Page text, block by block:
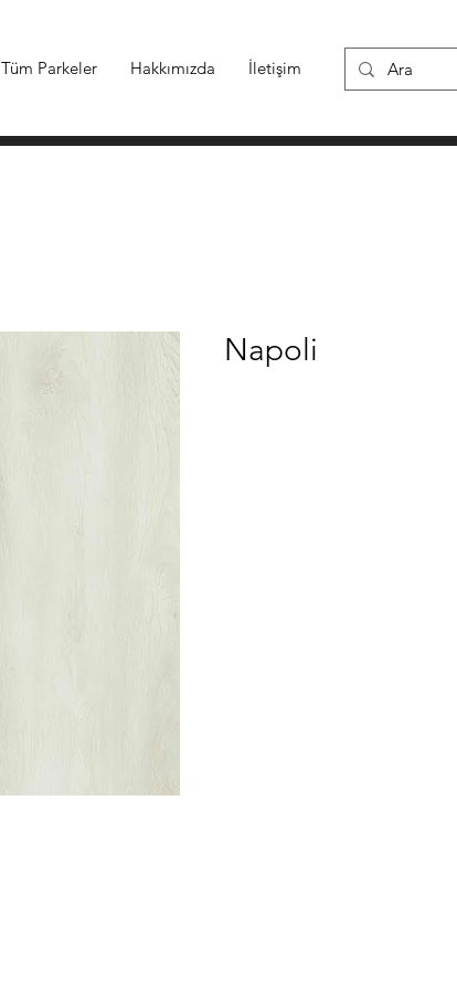
Tüm Parkeler Hakkımızda İletişim
Napoli